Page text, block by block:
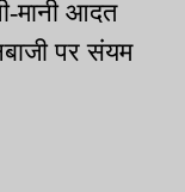
मानी आदत
पर संयम